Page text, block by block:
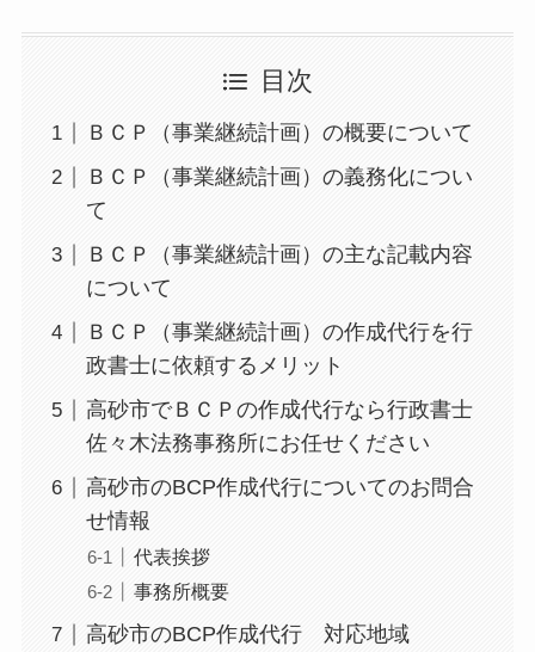
目次
ＢＣＰ（事業継続計画）の概要について
ＢＣＰ（事業継続計画）の義務化につい
て
ＢＣＰ（事業継続計画）の主な記載内容
について
ＢＣＰ（事業継続計画）の作成代行を行
政書士に依頼するメリット
高砂市でＢＣＰの作成代行なら行政書士
佐々木法務事務所にお任せください
高砂市のBCP作成代行についてのお問合
せ情報
代表挨拶
事務所概要
高砂市のBCP作成代行 対応地域